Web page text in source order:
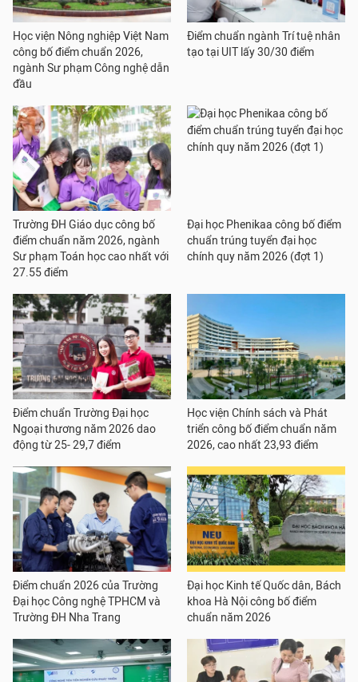
Học viện Nông nghiệp Việt Nam
công bố điểm chuẩn 2026,
ngành Sư phạm Công nghệ dẫn
đầu
Điểm chuẩn ngành Trí tuệ nhân
tạo tại UIT lấy 30/30 điểm
Trường ĐH Giáo dục công bố
điểm chuẩn năm 2026, ngành
Sư phạm Toán học cao nhất với
27.55 điểm
Đại học Phenikaa công bố điểm
chuẩn trúng tuyển đại học
chính quy năm 2026 (đợt 1)
Điểm chuẩn Trường Đại học
Ngoại thương năm 2026 dao
động từ 25- 29,7 điểm
Học viện Chính sách và Phát
triển công bố điểm chuẩn năm
2026, cao nhất 23,93 điểm
Điểm chuẩn 2026 của Trường
Đại học Công nghệ TPHCM và
Trường ĐH Nha Trang
Đại học Kinh tế Quốc dân, Bách
khoa Hà Nội công bố điểm
chuẩn năm 2026